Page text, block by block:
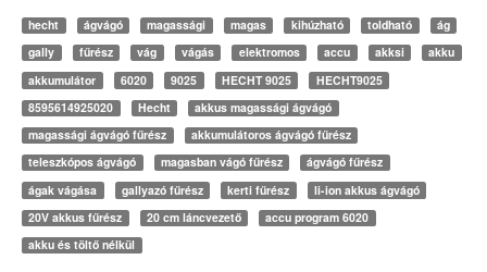
hecht ágvágó magassági magas kihúzható toldható
ág
gally
fűrész vág vágás elektromos accu akksi
akku
akkumulátor
6020 9025 HECHT 9025
HECHT9025
8595614925020
Hecht
akkus magassági ágvágó
magassági ágvágó fűrész
akkumulátoros ágvágó fűrész
teleszkópos ágvágó
magasban vágó fűrész
ágvágó fűrész
ágak vágása
gallyazó fűrész kerti fűrész
li-ion akkus ágvágó
20V akkus fűrész
20 cm láncvezető
accu program 6020
akku és töltő nélkül